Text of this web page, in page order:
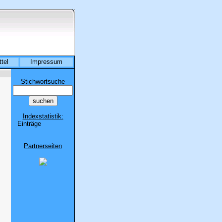
Impressum
Stichwortsuche
Indexstatistik:
Einträge
Partnerseiten